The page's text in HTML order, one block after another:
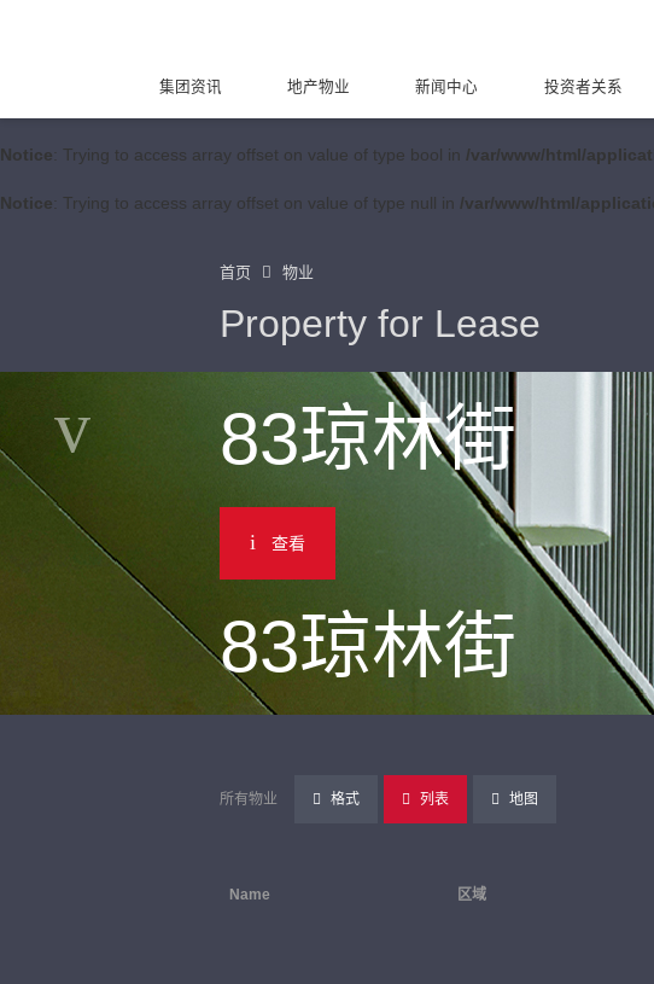
Notice: Trying to access array offset on value of type bool in /var/www/html/
Notice: Trying to access array offset on value of type null in /var/www/html/
集团资讯 地产物业 新闻中心 投资者关系
首页 物业
Property for Lease
83琼林街
查看
83琼林街
所有物业 格式 列表 地图
Name 区域